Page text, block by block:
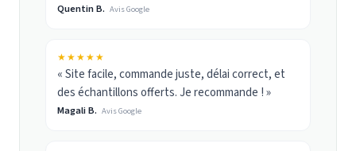
Quentin B. Avis Google
★★★★★
« Site facile, commande juste, délai correct, et
des échantillons offerts. Je recommande ! »
Magali B. Avis Google